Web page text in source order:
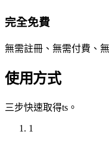
完全免費
無需註冊、無需付費、
使用方式
三步快速取得ts。
1